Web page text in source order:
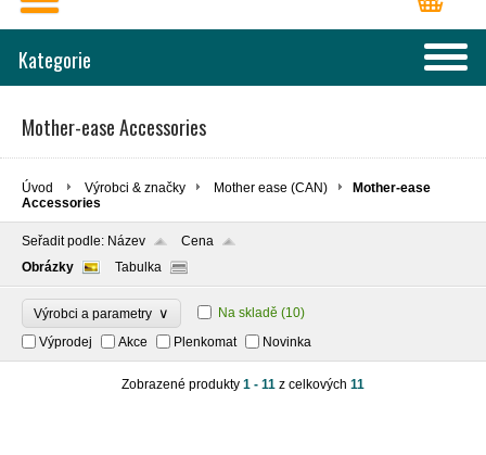
Kategorie
Mother-ease Accessories
Úvod Výrobci & značky Mother ease (CAN)
Mother-ease
Accessories
Seřadit podle: Název
Cena
Obrázky
Tabulka
Výrobci a parametry ∨ Na skladě (10)
Výprodej
Akce Plenkomat Novinka
Zobrazené produkty 1 - 11 z celkových 11